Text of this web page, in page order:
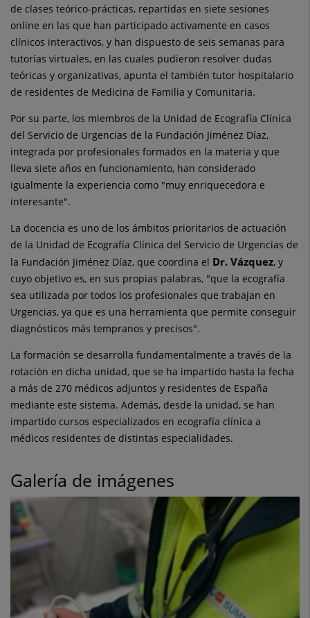
de clases teórico-prácticas, repartidas en siete sesiones
online en las que han participado activamente en casos
clínicos interactivos, y han dispuesto de seis semanas para
tutorías virtuales, en las cuales pudieron resolver dudas
teóricas y organizativas, apunta el también tutor hospitalario
de residentes de Medicina de Familia y Comunitaria.
Por su parte, los miembros de la Unidad de Ecografía Clínica
del Servicio de Urgencias de la Fundación Jiménez Díaz,
integrada por profesionales formados en la materia y que
lleva siete años en funcionamiento, han considerado
igualmente la experiencia como "muy enriquecedora e
interesante".
La docencia es uno de los ámbitos prioritarios de actuación
de la Unidad de Ecografía Clínica del Servicio de Urgencias de
la Fundación Jiménez Díaz, que coordina el Dr. Vázquez, y
cuyo objetivo es, en sus propias palabras, "que la ecografía
sea utilizada por todos los profesionales que trabajan en
Urgencias, ya que es una herramienta que permite conseguir
diagnósticos más tempranos y precisos".
La formación se desarrolla fundamentalmente a través de la
rotación en dicha unidad, que se ha impartido hasta la fecha
a más de 270 médicos adjuntos y residentes de España
mediante este sistema. Además, desde la unidad, se han
impartido cursos especializados en ecografía clínica a
médicos residentes de distintas especialidades.
Galería de imágenes